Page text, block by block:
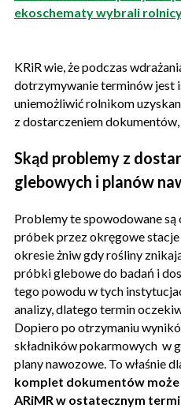
ekoschematy wybrali
KRiR wie, że podczas
dotrzymywanie terminów jest
uniemożliwić rolnikom
z dostarczeniem
Skąd problemy z
glebowych i planów
Problemy te spowodowane są
próbek przez okręgowe
okresie żniw gdy rośliny
próbki glebowe do badań i
tego powodu w tych
analizy, dlatego termin
Dopiero po otrzymaniu
składników pokarmowych w
plany nawozowe. To właśnie
komplet dokumentów
ARiMR w ostatecznym